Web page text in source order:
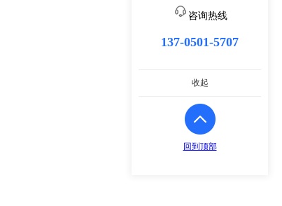
咨询热线
137-0501-5707
收起
回到顶部